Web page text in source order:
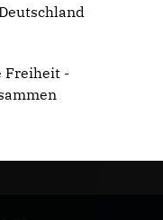
Freiheit -